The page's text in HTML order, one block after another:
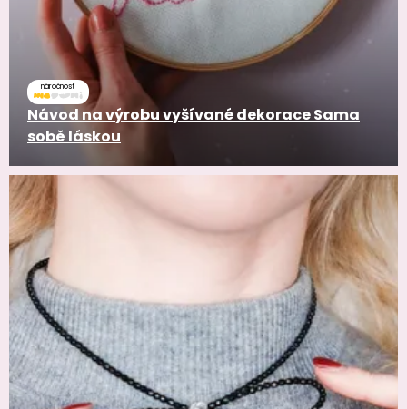
náročnosť
Návod na výrobu vyšívané dekorace Sama
sobě láskou